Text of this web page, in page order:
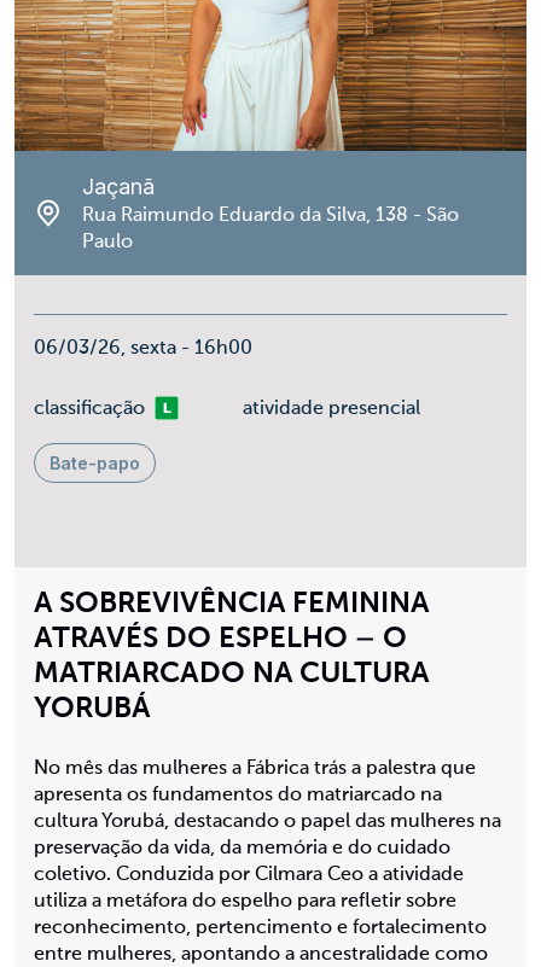
A SOBREVIVÊNCIA FEMININA
ATRAVÉS DO ESPELHO – O
MATRIARCADO NA CULTURA
YORUBÁ
No mês das mulheres a Fábrica trás a palestra que
apresenta os fundamentos do matriarcado na
cultura Yorubá, destacando o papel das mulheres na
preservação da vida, da memória e do cuidado
coletivo. Conduzida por Cilmara Ceo a atividade
utiliza a metáfora do espelho para refletir sobre
reconhecimento, pertencimento e fortalecimento
entre mulheres, apontando a ancestralidade como
Jaçanã
Rua Raimundo Eduardo da Silva, 138 - São
Paulo
06/03/26, sexta - 16h00
classificaçãoLivre atividade presencial
Bate-papo